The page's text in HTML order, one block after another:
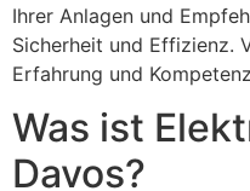
Ihrer Anlagen und
Sicherheit und Effizienz.
Erfahrung und
Was ist
Davos?